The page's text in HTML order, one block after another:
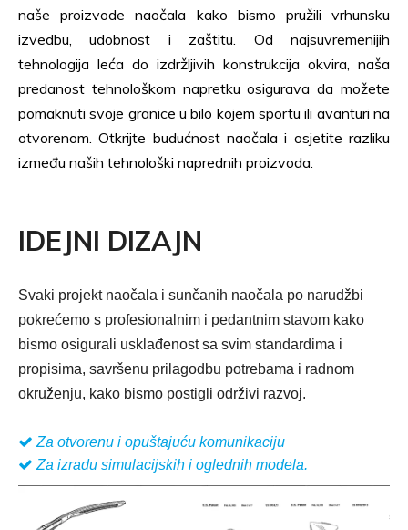
naše proizvode naočala kako bismo pružili vrhunsku
izvedbu, udobnost i zaštitu. Od najsuvremenijih
tehnologija leća do izdržljivih konstrukcija okvira, naša
predanost tehnološkom napretku osigurava da možete
pomaknuti svoje granice u bilo kojem sportu ili avanturi na
otvorenom. Otkrijte budućnost naočala i osjetite razliku
između naših tehnološki naprednih proizvoda.
IDEJNI DIZAJN
Svaki projekt naočala i sunčanih naočala po narudžbi
pokrećemo s profesionalnim i pedantnim stavom kako
bismo osigurali usklađenost sa svim standardima i
propisima, savršenu prilagodbu potrebama i radnom
okruženju, kako bismo postigli održivi razvoj.
 Za otvorenu i opuštajuću komunikaciju
 Za izradu simulacijskih i oglednih modela.